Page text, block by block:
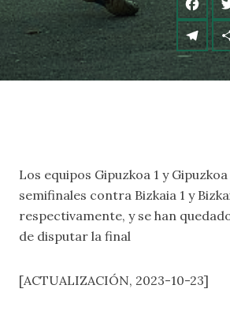
Los equipos Gipuzkoa 1 y
semifinales contra Bizkaia 1 y
respectivamente, y se han
de disputar la final
[ACTUALIZACIÓN, 2023-10-23]